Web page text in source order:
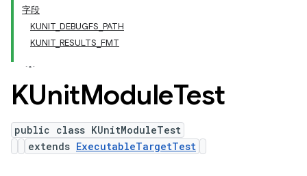
字段
KUNIT_DEBUGFS_PATH
KUNIT_RESULTS_FMT
KUnitModuleTest
public class KUnitModuleTest
extends ExecutableTargetTest